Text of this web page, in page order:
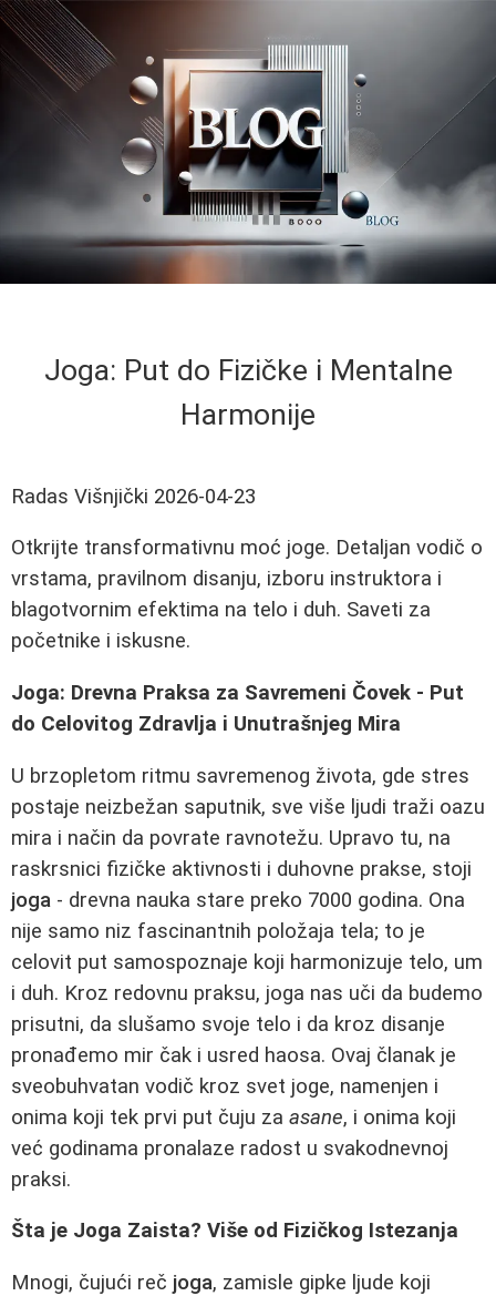
Joga: Put do Fizičke i Mentalne
Harmonije
Radas Višnjički 2026-04-23
Otkrijte transformativnu moć joge. Detaljan vodič o
vrstama, pravilnom disanju, izboru instruktora i
blagotvornim efektima na telo i duh. Saveti za
početnike i iskusne.
Joga: Drevna Praksa za Savremeni Čovek - Put
do Celovitog Zdravlja i Unutrašnjeg Mira
U brzopletom ritmu savremenog života, gde stres
postaje neizbežan saputnik, sve više ljudi traži oazu
mira i način da povrate ravnotežu. Upravo tu, na
raskrsnici fizičke aktivnosti i duhovne prakse, stoji
joga - drevna nauka stare preko 7000 godina. Ona
nije samo niz fascinantnih položaja tela; to je
celovit put samospoznaje koji harmonizuje telo, um
i duh. Kroz redovnu praksu, joga nas uči da budemo
prisutni, da slušamo svoje telo i da kroz disanje
pronađemo mir čak i usred haosa. Ovaj članak je
sveobuhvatan vodič kroz svet joge, namenjen i
onima koji tek prvi put čuju za asane, i onima koji
već godinama pronalaze radost u svakodnevnoj
praksi.
Šta je Joga Zaista? Više od Fizičkog Istezanja
Mnogi, čujući reč joga, zamisle gipke ljude koji